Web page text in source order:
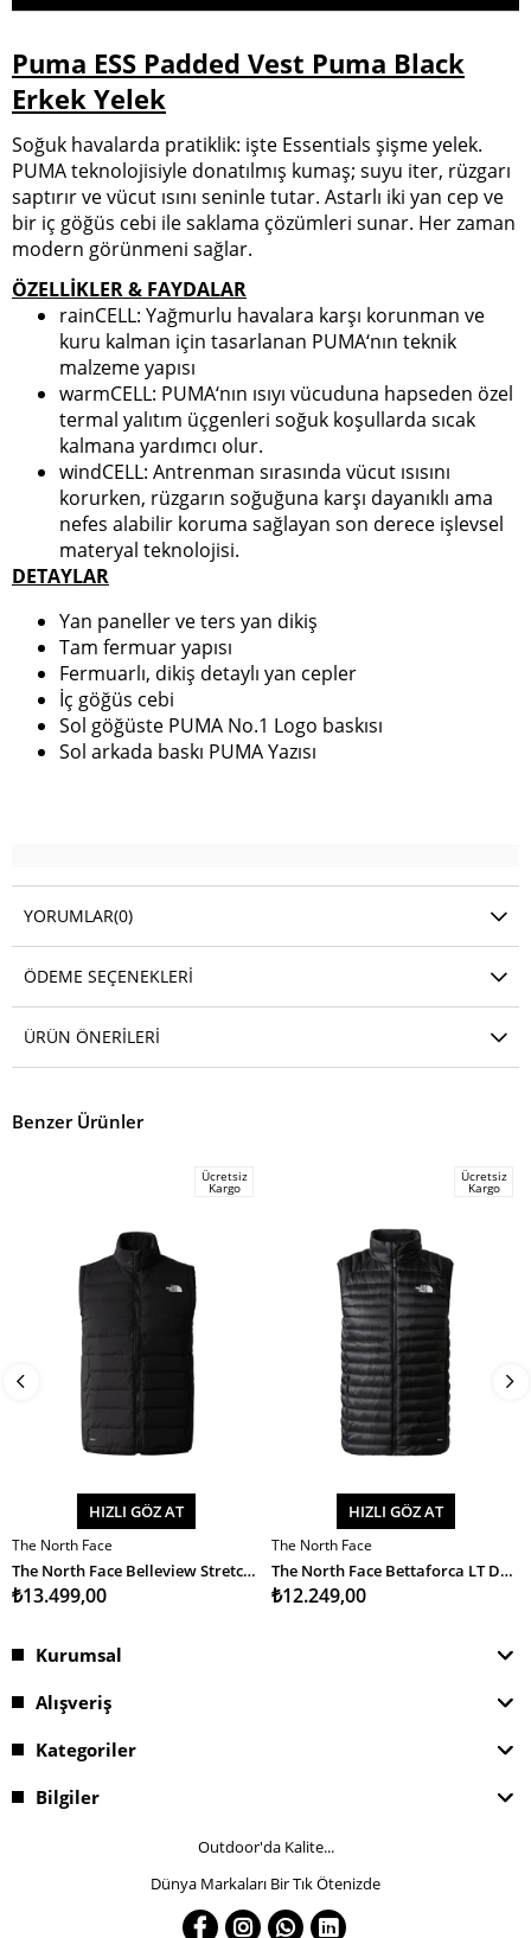
Puma ESS Padded Vest Puma Black
Erkek Yelek
Soğuk havalarda pratiklik: işte Essentials şişme yelek.
PUMA teknolojisiyle donatılmış kumaş; suyu iter, rüzgarı
saptırır ve vücut ısını seninle tutar. Astarlı iki yan cep ve
bir iç göğüs cebi ile saklama çözümleri sunar. Her zaman
modern görünmeni sağlar.
ÖZELLİKLER & FAYDALAR
rainCELL: Yağmurlu havalara karşı korunman ve
kuru kalman için tasarlanan PUMA‘nın teknik
malzeme yapısı
warmCELL: PUMA‘nın ısıyı vücuduna hapseden özel
termal yalıtım üçgenleri soğuk koşullarda sıcak
kalmana yardımcı olur.
windCELL: Antrenman sırasında vücut ısısını
korurken, rüzgarın soğuğuna karşı dayanıklı ama
nefes alabilir koruma sağlayan son derece işlevsel
materyal teknolojisi.
DETAYLAR
Yan paneller ve ters yan dikiş
Tam fermuar yapısı
Fermuarlı, dikiş detaylı yan cepler
İç göğüs cebi
Sol göğüste PUMA No.1 Logo baskısı
Sol arkada baskı PUMA Yazısı
YORUMLAR(0)
ÖDEME SEÇENEKLERI
ÜRÜN ÖNERILERI
Benzer Ürünler
SEPETE EKLE
Ücretsiz
Kargo
HIZLI GÖZ AT
The North Face
The North Face Belleview Stretch Down Vest Erkek Yelek
₺13.499,00
SEPETE EKLE
Ücretsiz
Kargo
HIZLI GÖZ AT
The North Face
The North Face Bettaforca LT Down Vest Erkek Yelek
₺12.249,00
Kurumsal
Alışveriş
Kategoriler
Bilgiler
Outdoor'da Kalite...
Dünya Markaları Bir Tık Ötenizde